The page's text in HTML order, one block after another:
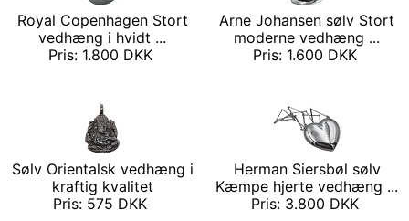
Royal Copenhagen Stort
vedhæng i hvidt ...
Pris: 1.800 DKK
Arne Johansen sølv Stort
moderne vedhæng ...
Pris: 1.600 DKK
Sølv Orientalsk vedhæng i
kraftig kvalitet
Pris: 575 DKK
Herman Siersbøl sølv
Kæmpe hjerte vedhæng ...
Pris: 3.800 DKK